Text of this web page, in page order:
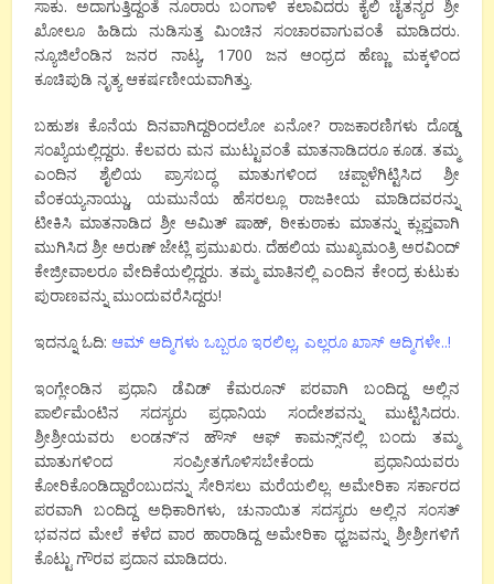
ಸಾಕು. ಅದಾಗುತ್ತಿದ್ದಂತೆ ನೂರಾರು ಬಂಗಾಳಿ ಕಲಾವಿದರು ಕೈಲಿ ಚೈತನ್ಯರ ಶ್ರೀ
ಖೋಲೂ ಹಿಡಿದು ನುಡಿಸುತ್ತ ಮಿಂಚಿನ ಸಂಚಾರವಾಗುವಂತೆ ಮಾಡಿದರು.
ನ್ಯೂಜಿಲೆಂಡಿನ ಜನರ ನಾಟ್ಯ, 1700 ಜನ ಆಂಧ್ರದ ಹೆಣ್ಣು ಮಕ್ಕಳಿಂದ
ಕೂಚಿಪುಡಿ ನೃತ್ಯ ಆಕರ್ಷಣೀಯವಾಗಿತ್ತು.
ಬಹುಶಃ ಕೊನೆಯ ದಿನವಾಗಿದ್ದರಿಂದಲೋ ಏನೋ? ರಾಜಕಾರಣಿಗಳು ದೊಡ್ಡ
ಸಂಖ್ಯೆಯಲ್ಲಿದ್ದರು. ಕೆಲವರು ಮನ ಮುಟ್ಟುವಂತೆ ಮಾತನಾಡಿದರೂ ಕೂಡ. ತಮ್ಮ
ಎಂದಿನ ಶೈಲಿಯ ಪ್ರಾಸಬದ್ಧ ಮಾತುಗಳಿಂದ ಚಪ್ಪಾಳೆಗಿಟ್ಟಿಸಿದ ಶ್ರೀ
ವೆಂಕಯ್ಯನಾಯ್ಡು, ಯಮುನೆಯ ಹೆಸರಲ್ಲೂ ರಾಜಕೀಯ ಮಾಡಿದವರನ್ನು
ಟೀಕಿಸಿ ಮಾತನಾಡಿದ ಶ್ರೀ ಅಮಿತ್ ಷಾಹ್, ಠೀಕುಠಾಕು ಮಾತನ್ನು ಕ್ಲುಪ್ತವಾಗಿ
ಮುಗಿಸಿದ ಶ್ರೀ ಅರುಣ್ ಜೇಟ್ಲಿ ಪ್ರಮುಖರು. ದೆಹಲಿಯ ಮುಖ್ಯಮಂತ್ರಿ ಅರವಿಂದ್
ಕೇಜ್ರೀವಾಲರೂ ವೇದಿಕೆಯಲ್ಲಿದ್ದರು. ತಮ್ಮ ಮಾತಿನಲ್ಲಿ ಎಂದಿನ ಕೇಂದ್ರ ಕುಟುಕು
ಪುರಾಣವನ್ನು ಮುಂದುವರೆಸಿದ್ದರು!
ಇದನ್ನೂ ಓದಿ:ಆಮ್ ಆದ್ಮಿಗಳು ಒಬ್ಬರೂ ಇರಲಿಲ್ಲ, ಎಲ್ಲರೂ ಖಾಸ್ ಆದ್ಮಿಗಳೇ..!
ಇಂಗ್ಲೇಂಡಿನ ಪ್ರಧಾನಿ ಡೆವಿಡ್ ಕೆಮರೂನ್ ಪರವಾಗಿ ಬಂದಿದ್ದ ಅಲ್ಲಿನ
ಪಾರ್ಲಿಮೆಂಟಿನ ಸದಸ್ಯರು ಪ್ರಧಾನಿಯ ಸಂದೇಶವನ್ನು ಮುಟ್ಟಿಸಿದರು.
ಶ್ರೀಶ್ರೀಯವರು ಲಂಡನ್’ನ ಹೌಸ್ ಆಫ್ ಕಾಮನ್ಸ್’ನಲ್ಲಿ ಬಂದು ತಮ್ಮ
ಮಾತುಗಳಿಂದ ಸಂಪ್ರೀತಗೊಳಿಸಬೇಕೆಂದು ಪ್ರಧಾನಿಯವರು
ಕೋರಿಕೊಂಡಿದ್ದಾರೆಂಬುದನ್ನು ಸೇರಿಸಲು ಮರೆಯಲಿಲ್ಲ. ಅಮೇರಿಕಾ ಸರ್ಕಾರದ
ಪರವಾಗಿ ಬಂದಿದ್ದ ಅಧಿಕಾರಿಗಳು, ಚುನಾಯಿತ ಸದಸ್ಯರು ಅಲ್ಲಿನ ಸಂಸತ್
ಭವನದ ಮೇಲೆ ಕಳೆದ ವಾರ ಹಾರಾಡಿದ್ದ ಅಮೇರಿಕಾ ಧ್ವಜವನ್ನು ಶ್ರೀಶ್ರೀಗಳಿಗೆ
ಕೊಟ್ಟು ಗೌರವ ಪ್ರದಾನ ಮಾಡಿದರು.